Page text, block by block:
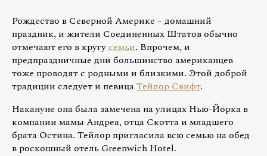
Рождество в Северной Америке – домашний
праздник, и жители Соединенных Штатов обычно
отмечают его в кругусемьи. Впрочем, и
предпраздничные дни большинство американцев
тоже проводят с родными и близкими. Этой доброй
традиции следует и певицаТейлор Свифт.
Накануне она была замечена на улицах Нью-Йорка в
компании мамы Андреа, отца Скотта и младшего
брата Остина. Тейлор пригласила всю семью на обед
в роскошный отель Greenwich Hotel.